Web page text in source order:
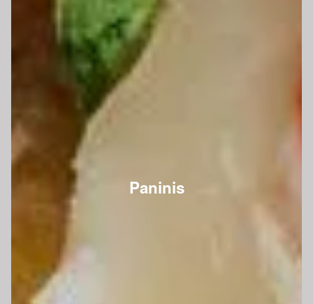
Paninis